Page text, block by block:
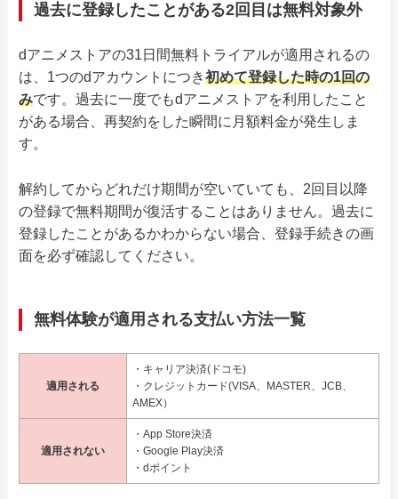
過去に登録したことがある2回目は無料対象外
dアニメストアの31日間無料トライアルが適用されるの
は、1つのdアカウントにつき初めて登録した時の1回の
みです。過去に一度でもdアニメストアを利用したこと
がある場合、再契約をした瞬間に月額料金が発生しま
す。
解約してからどれだけ期間が空いていても、2回目以降
の登録で無料期間が復活することはありません。過去に
登録したことがあるかわからない場合、登録手続きの画
面を必ず確認してください。
無料体験が適用される支払い方法一覧
適用される
・キャリア決済(ドコモ)
・クレジットカード(VISA、MASTER、JCB、
AMEX）
適用されない
・App Store決済
・Google Play決済
・dポイント